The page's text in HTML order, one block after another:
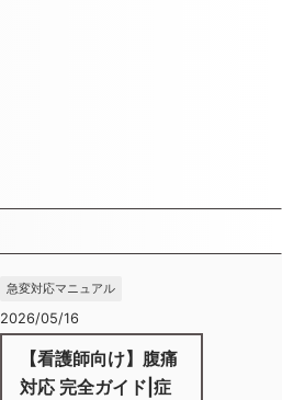
急変対応マニュアル
2026/05/16
【看護師向け】腹痛
対応 完全ガイド|症